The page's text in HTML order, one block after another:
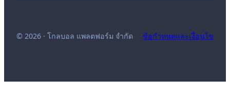
© 2026 · โกลบอล แพลตฟอร์ม จำกัด ข้อกำหนดและเงื่อนไข